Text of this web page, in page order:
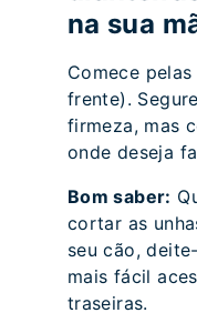
na sua
Comece
frente).
firmeza, mas
onde deseja
Bom saber:
cortar as
seu cão,
mais fácil
traseiras.